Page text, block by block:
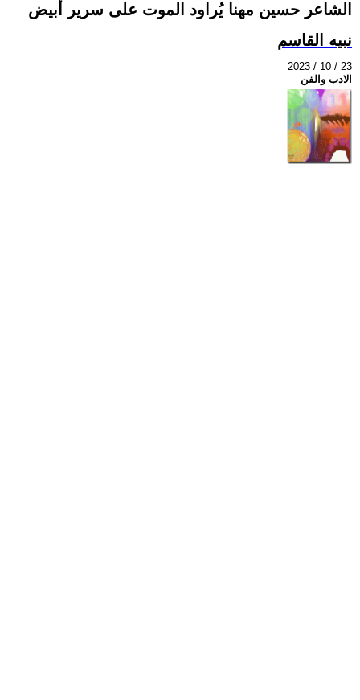
الشاعر حسين مهنا يُراود الموت على سرير أبيض
نبيه القاسم
2023 / 10 / 23
الادب والفن